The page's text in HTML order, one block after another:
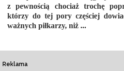
z pewnością chociaż trochę
którzy do tej pory częściej
ważnych piłkarzy, niż ...
Reklama